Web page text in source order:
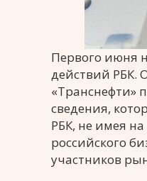
Первого июня
действий РБК.
«Транснефти»
сведения,
РБК, не имея
российского
участников